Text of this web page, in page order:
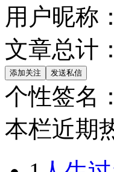
用户昵称：
文章总计：
个性签名：
本栏近期